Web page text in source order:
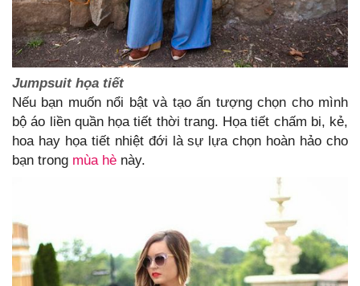
Jumpsuit họa tiết
Nếu bạn muốn nổi bật và tạo ấn tượng chọn cho mình
bộ áo liền quần họa tiết thời trang. Họa tiết chấm bi, kẻ,
hoa hay họa tiết nhiệt đới là sự lựa chọn hoàn hảo cho
bạn trong mùa hè này.